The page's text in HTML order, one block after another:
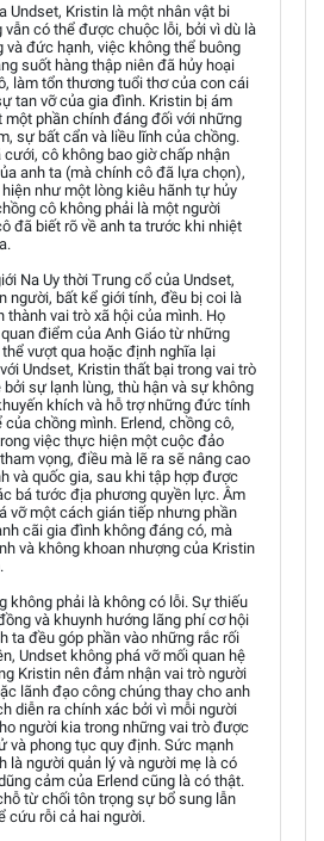
Undset, Kristin là một nhân vật bi
có thể được chuộc lỗi, bởi vì dù là
và đức hạnh, việc không thể buông
suốt hàng thập niên đã hủy hoại
làm tổn thương tuổi thơ của con cái
tan vỡ của gia đình. Kristin bị ám
phần chính đáng đối với những
sự bất cẩn và liều lĩnh của chồng.
cô không bao giờ chấp nhận
anh ta (mà chính cô đã lựa chọn),
như một lòng kiêu hãnh tự hủy
cô không phải là một người
đã biết rõ về anh ta trước khi nhiệt
Na Uy thời Trung cổ của Undset,
người, bất kể giới tính, đều bị coi là
thành vai trò xã hội của mình. Họ
điểm của Anh Giáo từ những
vượt qua hoặc định nghĩa lại
Undset, Kristin thất bại trong vai trò
sự lạnh lùng, thù hận và sự không
khích và hỗ trợ những đức tính
chồng mình. Erlend, chồng cô,
việc thực hiện một cuộc đảo
vọng, điều mà lẽ ra sẽ nâng cao
và quốc gia, sau khi tập hợp được
bá tước địa phương quyền lực. Âm
vỡ một cách gián tiếp nhưng phần
cãi gia đình không đáng có, mà
và không khoan nhượng của Kristin
không phải là không có lỗi. Sự thiếu
và khuynh hướng lãng phí cơ hội
ta đều góp phần vào những rắc rối
Undset không phá vỡ mối quan hệ
Kristin nên đảm nhận vai trò người
lãnh đạo công chúng thay cho anh
diễn ra chính xác bởi vì mỗi người
người kia trong những vai trò được
và phong tục quy định. Sức mạnh
là người quản lý và người mẹ là có
cảm của Erlend cũng là có thật.
từ chối tôn trọng sự bổ sung lẫn
cứu rỗi cả hai người.